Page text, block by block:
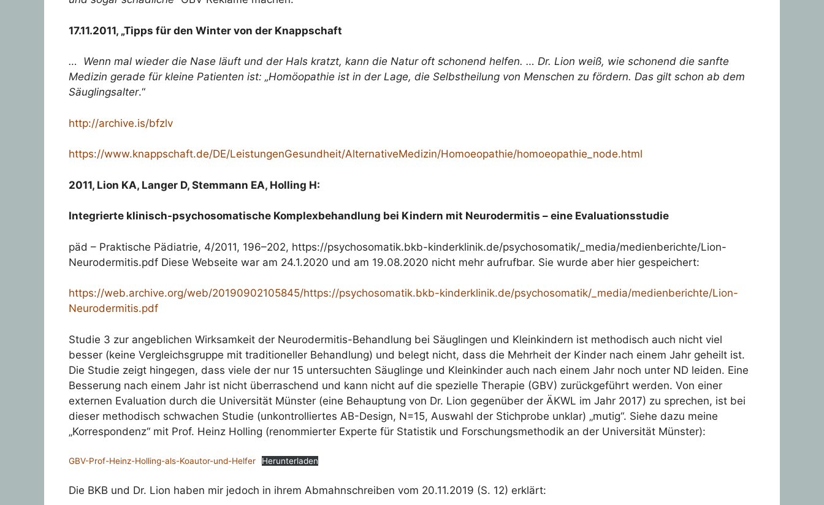
17.11.2011, „Tipps für den Winter von der Knappschaft
… Wenn mal wieder die Nase läuft und der Hals kratzt, kann die Natur oft schonend helfen. … Dr. Lion weiß, wie schonend die sanfte
Medizin gerade für kleine Patienten ist: „Homöopathie ist in der Lage, die Selbstheilung von Menschen zu fördern. Das gilt schon ab dem
Säuglingsalter.“
http://archive.is/bfzlv
https://www.knappschaft.de/DE/LeistungenGesundheit/AlternativeMedizin/Homoeopathie/homoeopathie_node.html
2011, Lion KA, Langer D, Stemmann EA, Holling H:
Integrierte klinisch-psychosomatische Komplexbehandlung bei Kindern mit Neurodermitis – eine Evaluationsstudie
päd – Praktische Pädiatrie, 4/2011, 196–202, https://psychosomatik.bkb-kinderklinik.de/psychosomatik/_media/medienberichte/Lion-
Neurodermitis.pdf Diese Webseite war am 24.1.2020 und am 19.08.2020 nicht mehr aufrufbar. Sie wurde aber hier gespeichert:
https://web.archive.org/web/20190902105845/https://psychosomatik.bkb-kinderklinik.de/psychosomatik/_media/medienberichte/Lion-
Neurodermitis.pdf
Studie 3 zur angeblichen Wirksamkeit der Neurodermitis-Behandlung bei Säuglingen und Kleinkindern ist methodisch auch nicht viel
besser (keine Vergleichsgruppe mit traditioneller Behandlung) und belegt nicht, dass die Mehrheit der Kinder nach einem Jahr geheilt ist.
Die Studie zeigt hingegen, dass viele der nur 15 untersuchten Säuglinge und Kleinkinder auch nach einem Jahr noch unter ND leiden. Eine
Besserung nach einem Jahr ist nicht überraschend und kann nicht auf die spezielle Therapie (GBV) zurückgeführt werden. Von einer
externen Evaluation durch die Universität Münster (eine Behauptung von Dr. Lion gegenüber der ÄKWL im Jahr 2017) zu sprechen, ist bei
dieser methodisch schwachen Studie (unkontrolliertes AB-Design, N=15, Auswahl der Stichprobe unklar) „mutig“. Siehe dazu meine
„Korrespondenz“ mit Prof. Heinz Holling (renommierter Experte für Statistik und Forschungsmethodik an der Universität Münster):
GBV-Prof-Heinz-Holling-als-Koautor-und-Helfer Herunterladen
Die BKB und Dr. Lion haben mir jedoch in ihrem Abmahnschreiben vom 20.11.2019 (S. 12) erklärt: